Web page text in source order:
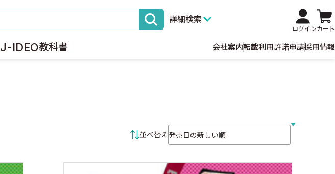
詳細検索
ログインカート
J-IDEO教科書 会社案内転載利用許諾申請採用情報
並べ替え並べ替え条件